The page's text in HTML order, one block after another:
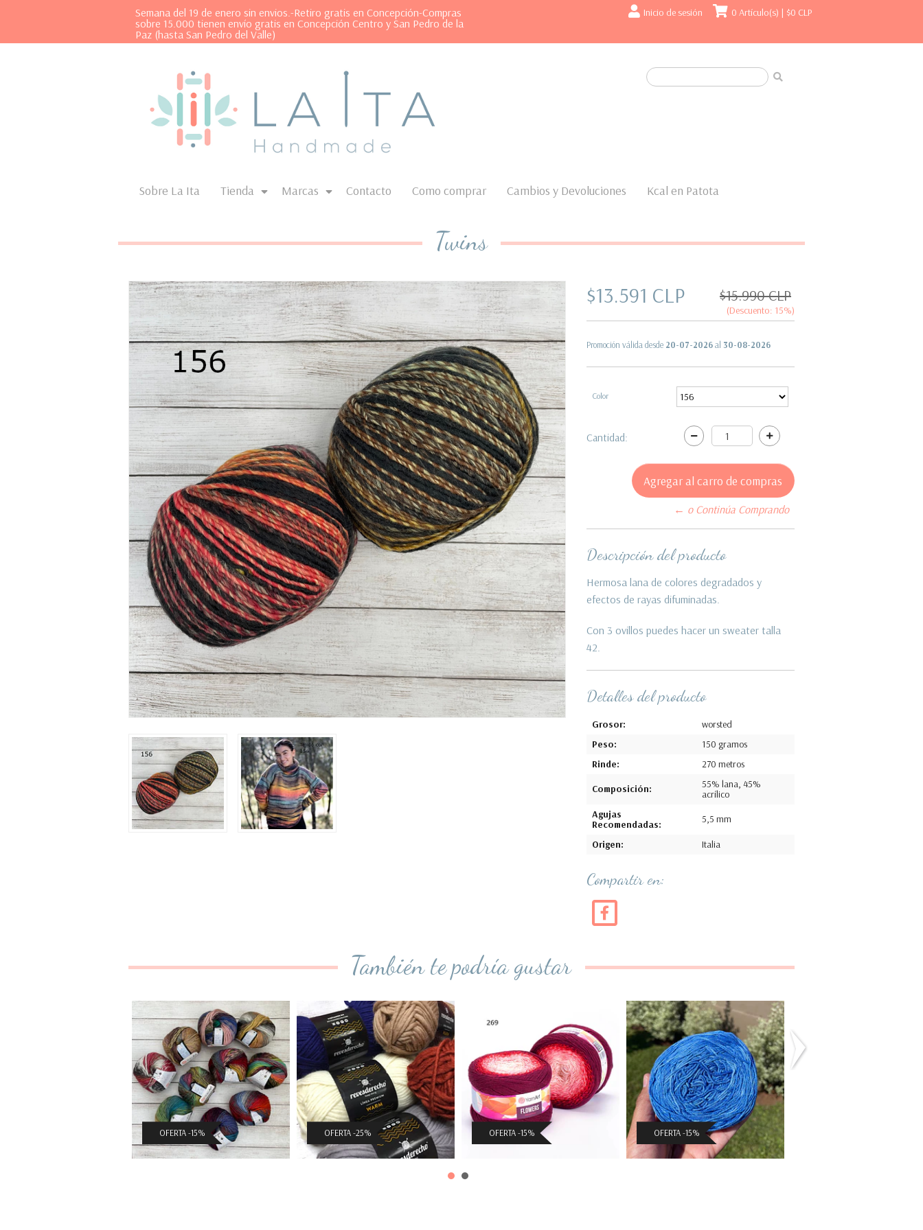
Semana del 19 de enero sin envios.-Retiro gratis en Concepción-Compras
sobre 15.000 tienen envío gratis en Concepción Centro y San Pedro de la
Paz (hasta San Pedro del Valle)
0 Artículo(s) | $0 CLP
Inicio de sesión
Sobre La Ita Tienda Marcas Contacto Como comprar Cambios y Devoluciones Kcal en Patota
Twins
$13.591 CLP $15.990 CLP
(Descuento: 15%)
Promoción válida desde 20-07-2026al 30-08-2026
Color
Cantidad:
← o Continúa Comprando
Descripción del producto
Hermosa lana de colores degradados y
efectos de rayas difuminadas.
Con 3 ovillos puedes hacer un sweater talla
42.
Detalles del producto
Grosor:
worsted
Peso:
150 gramos
Rinde:
270 metros
Composición:
55% lana, 45%
acrílico
Agujas
Recomendadas:
5,5 mm
Origen: Italia
Compartir en:
También te podría gustar
Harmony
$2.975 CLP
($3.500 CLP)
OFERTA -15%
Warm
$2.917 CLP
($3.890 CLP)
OFERTA -25%
Flowers
$11.050 CLP
($13.000 CLP)
OFERTA -15%
Bambú
$6.791 CLP
($7.990 CLP)
OFERTA -15%